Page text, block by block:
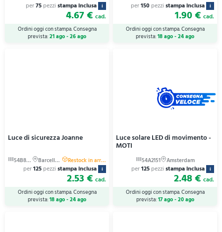
per75 pezzi stampa inclusa i
4.67 € cad.
Ordini oggi con stampa. Consegna
prevista:21 ago - 26 ago
per150 pezzi stampa inclusa i
1.90 € cad.
Ordini oggi con stampa. Consegna
prevista:18 ago - 24 ago
Luce di sicurezza Joanne
per125 pezzi stampa inclusa i
2.53 € cad.
Ordini oggi con stampa. Consegna
prevista:18 ago - 24 ago
Luce solare LED di movimento -
MOTI
per125 pezzi stampa inclusa i
2.48 € cad.
Ordini oggi con stampa. Consegna
prevista:17 ago - 20 ago